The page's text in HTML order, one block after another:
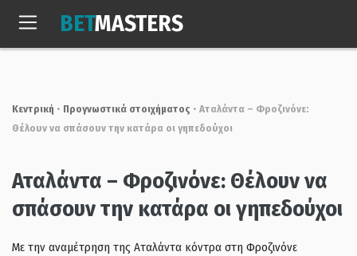
Πεμ, 6 Αυγ. 2026
BETMASTERS
Κεντρική • Προγνωστικά στοιχήματος • Αταλάντα – Φροζινόνε:
Θέλουν να σπάσουν την κατάρα οι γηπεδούχοι
Αταλάντα – Φροζινόνε: Θέλουν να
σπάσουν την κατάρα οι γηπεδούχοι
Με την αναμέτρηση της Αταλάντα κόντρα στη Φροζινόνε